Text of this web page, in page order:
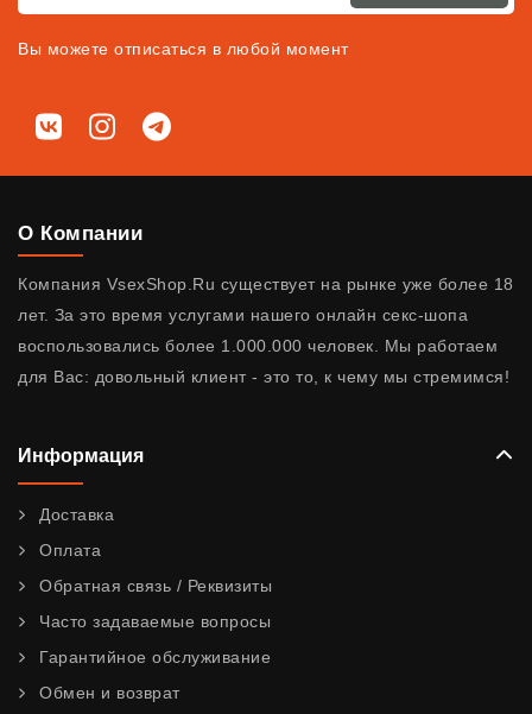
Вы можете отписаться в любой момент
Мы в соц. сетях
ВКонтактеInstagramTelegram
О Компании
Компания VsexShop.Ru существует на рынке уже более 18
лет. За это время услугами нашего онлайн секс-шопа
воспользовались более 1.000.000 человек. Мы работаем
для Вас: довольный клиент - это то, к чему мы стремимся!
Информация
Доставка
Оплата
Обратная связь / Реквизиты
Часто задаваемые вопросы
Гарантийное обслуживание
Обмен и возврат